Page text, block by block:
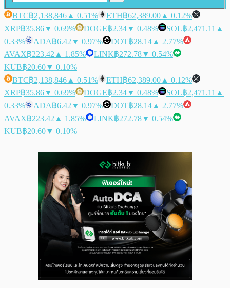
BTC฿2,138,846 ▲ 0.51% ETH฿62,389.00 ▲ 0.12%
XRP฿35.86▼ 0.69% DOGE฿2.34▼ 0.48% SOL฿2,471.11 ▲
0.33%
ADA฿6.42 ▼ 0.97% DOT฿28.14 ▲ 2.77%
AVAX฿223.42 ▲ 1.85% LINK฿272.78▼ 0.54%
KUB฿20.60▼ 0.10%
BTC฿2,138,846 ▲ 0.51% ETH฿62,389.00 ▲ 0.12%
XRP฿35.86▼ 0.69% DOGE฿2.34▼ 0.48% SOL฿2,471.11 ▲
0.33%
ADA฿6.42 ▼ 0.97% DOT฿28.14 ▲ 2.77%
AVAX฿223.42 ▲ 1.85% LINK฿272.78▼ 0.54%
KUB฿20.60▼ 0.10%